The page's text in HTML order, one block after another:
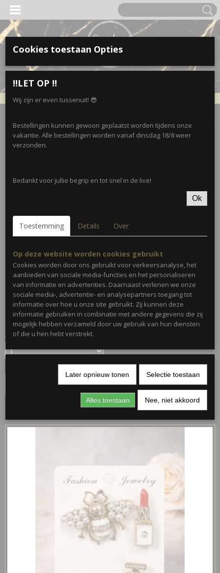
(0)
Broche - magneet
€ 5,00 (inclusief btw 21%)
Op voorraad
Aantal
IN WINKELWAGEN
Cookies toestaan Opties
‼️LET OP ‼️
Wij zijn er even tussenuit! 😎
Bestellingen kunnen gewoon geplaatst worden tijdens onze
vakantie. Alle bestellingen worden vanaf dinsdag 18/8 weer
verzonden.
Bedankt voor jullie begrip en tot snel in de live!
Ok
Toestemming Details Over
Op deze website worden cookies gebruikt
Cookies worden door ons gebruikt voor verkeersanalyse, het
aanbieden van sociale media-functies en het personaliseren
van informatie en advertenties. Daarnaast verlenen we onze
sociale media-, advertentie- en analysepartners toegang tot
informatie over hoe u onze site gebruikt. Zij kunnen deze
informatie gebruiken in combinatie met andere gegevens die zij
mogelijk hebben verzameld door uw gebruik van hun diensten
of die u hen hebt verstrekt.
Later opnieuw tonen Selectie toestaan
Alles toestaan Nee, niet akkoord